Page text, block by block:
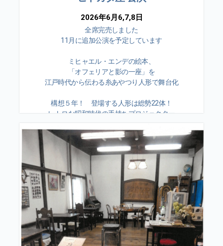
2026年6月6,7,8日
全席完売しました
11月に追加公演を予定しています
ミヒャエル・エンデの絵本、
「オフェリアと影の一座」を
江戸時代から伝わる糸あやつり人形で舞台化
構想５年！ 登場する人形は総勢22体！
レトロな昭和時代の手持ちプロジェクター